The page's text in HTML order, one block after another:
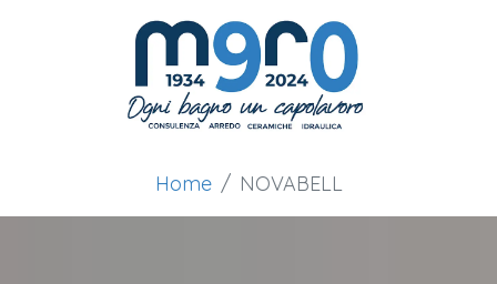
Home NOVABELL